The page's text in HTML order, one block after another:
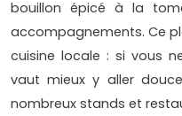
bouillon épicé à la
accompagnements. Ce
cuisine locale : si vous
vaut mieux y aller
nombreux stands et